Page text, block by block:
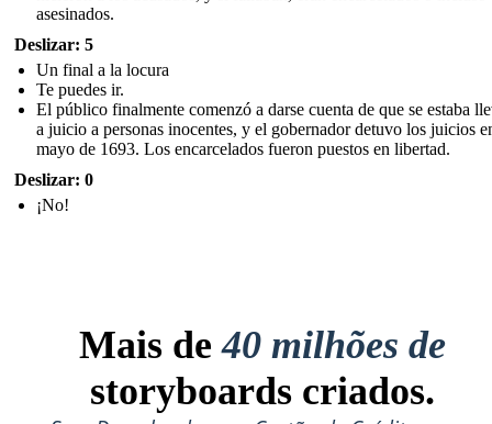
asesinados.
Deslizar: 5
Un final a la locura
Te puedes ir.
El público finalmente comenzó a darse cuenta de que se estaba
a juicio a personas inocentes, y el gobernador detuvo los juicios
mayo de 1693. Los encarcelados fueron puestos en libertad.
Deslizar: 0
¡No!
Mais de40 milhões de
storyboards criados.